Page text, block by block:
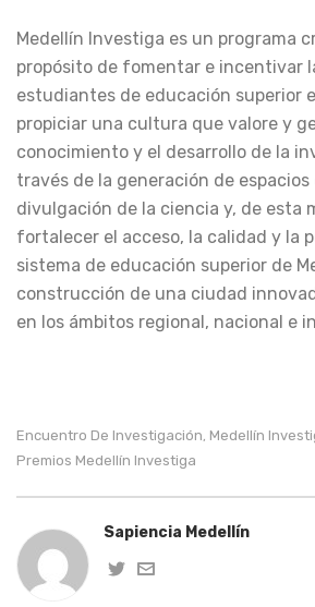
Medellín Investiga es un programa
propósito de fomentar e incentivar
estudiantes de educación superior
propiciar una cultura que valore y
conocimiento y el desarrollo de la
través de la generación de
divulgación de la ciencia y, de esta
fortalecer el acceso, la calidad y la
sistema de educación superior de
construcción de una ciudad
en los ámbitos regional, nacional e
Encuentro De Investigación Medellín
Premios Medellín Investiga
Sapiencia Medellín